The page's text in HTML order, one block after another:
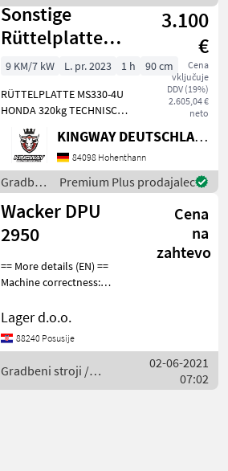
Bomag
Sonstige
Rüttelplatte
Kingway MS330-
4U HONDA 320
kg
3.100
€
Cena
vključuje
DDV (19%)
2.605,04 €
neto
9 KM/7 kW L. pr. 2023 1 h
90 cm
RÜTTELPLATTE MS330-4U
HONDA 320kg TECHNISCHE
DATEN: - Modell: MS330-
4U/500 - Motor: Benzin,
HONDA - Motortyp: GX270U
- Leistung: 6, 6/9, 0 [kW/PS] -
Gewic
KINGWAY DEUTSCHLAND e. K.
84098 Hohenthann
Gradbeni
stroji /
Sonstige
Premium Plus prodajalec
Wacker DPU
2950
Cena
na
zahtevo
== More details (EN) ==
Machine correctness:
Vibro plošče
Lager d.o.o.
88240 Posusije
Gradbeni stroji /
Wacker Neuson
02-06-2021
07:02